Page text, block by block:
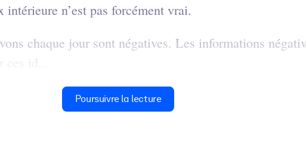
n’est pas forcément vrai.
chaque jour sont négatives. Les informations
id...
Poursuivre la lecture